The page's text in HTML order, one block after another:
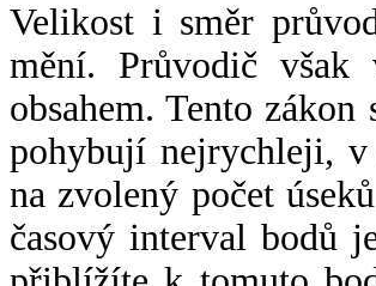
Velikost i směr
mění. Průvodič však
obsahem. Tento
pohybují nejrychleji, v
na zvolený počet
časový interval bodů